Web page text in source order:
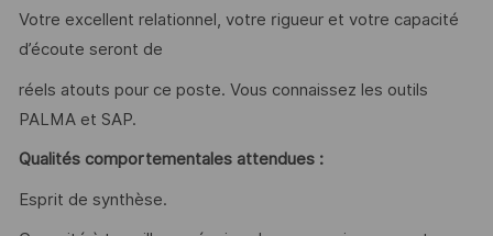
Votre excellent relationnel, votre rigueur et votre capacité
d’écoute seront de
réels atouts pour ce poste. Vous connaissez les outils
PALMA et SAP.
Qualités comportementales attendues :
Esprit de synthèse.